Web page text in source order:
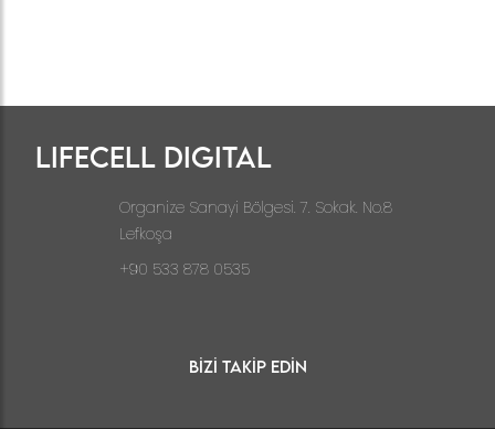
LIFECELL DIGITAL
Organize Sanayi Bölgesi. 7. Sokak. No.8
Lefkoşa
+90 533 878 0535
Bizi Takip Edin